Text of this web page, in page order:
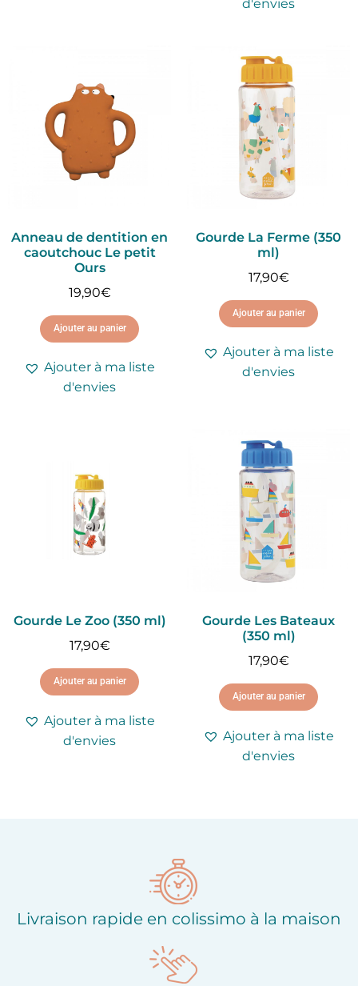
d'envies
Anneau de dentition en
caoutchouc Le petit
Ours
19,90€
Ajouter au panier
Ajouter à ma liste
d'envies
Gourde La Ferme (350
ml)
17,90€
Ajouter au panier
Ajouter à ma liste
d'envies
Gourde Le Zoo (350 ml)
17,90€
Ajouter au panier
Ajouter à ma liste
d'envies
Gourde Les Bateaux
(350 ml)
17,90€
Ajouter au panier
Ajouter à ma liste
d'envies
Livraison rapide en colissimo à la maison